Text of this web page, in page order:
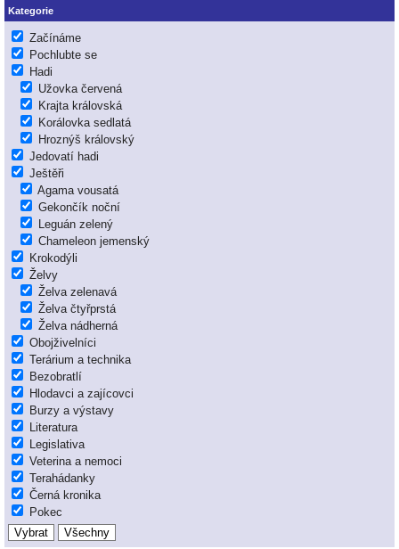
Kategorie
Začínáme
Pochlubte se
Hadi
Užovka červená
Krajta královská
Korálovka sedlatá
Hroznýš královský
Jedovatí hadi
Ještěři
Agama vousatá
Gekončík noční
Leguán zelený
Chameleon jemenský
Krokodýli
Želvy
Želva zelenavá
Želva čtyřprstá
Želva nádherná
Obojživelníci
Terárium a technika
Bezobratlí
Hlodavci a zajícovci
Burzy a výstavy
Literatura
Legislativa
Veterina a nemoci
Terahádanky
Černá kronika
Pokec